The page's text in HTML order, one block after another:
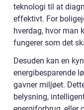
teknologi til at
effektivt. For
hverdag, hvor man
fungerer som det
Desuden kan en
energibesparende
gavner miljøet.
belysning,